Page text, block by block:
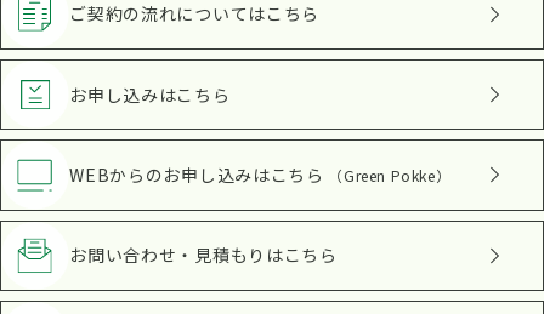
ご契約の流れについてはこちら
お申し込みはこちら
WEBからのお申し込みはこちら （Green Pokke）
お問い合わせ・見積もり はこちら